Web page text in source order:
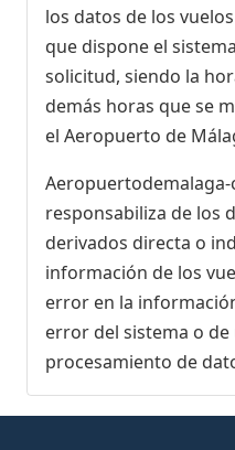
los datos de los
que dispone el
solicitud, siendo la
demás horas que se
el Aeropuerto de
responsabiliza de los
derivados directa o
información de los
error en la
error del sistema o
procesamiento de